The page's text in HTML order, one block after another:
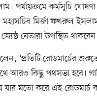
পর্যায়ক্রমে কর্মসূচি
মহাসচিব মির্জা ফখরুল
নেতারা উপস্থিত
‘প্রতিটি রোডমার্চের
আরও কিছু পথসভা হবে।
মতো করে এই রোডমার্চ